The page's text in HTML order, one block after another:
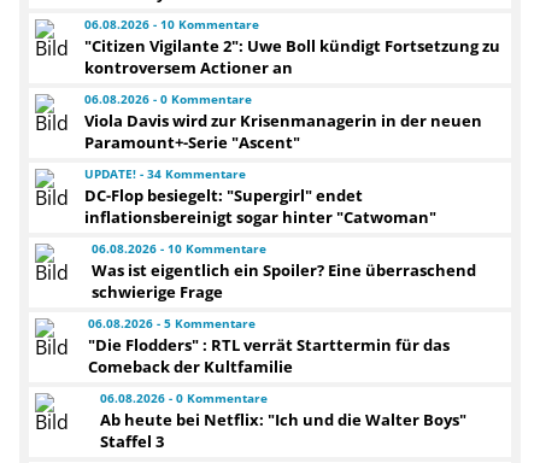
06.08.2026 - 10 Kommentare
"Citizen Vigilante 2": Uwe Boll kündigt Fortsetzung zu
kontroversem Actioner an
06.08.2026 - 0 Kommentare
Viola Davis wird zur Krisenmanagerin in der neuen
Paramount+-Serie "Ascent"
UPDATE! - 34 Kommentare
DC-Flop besiegelt: "Supergirl" endet
inflationsbereinigt sogar hinter "Catwoman"
06.08.2026 - 10 Kommentare
Was ist eigentlich ein Spoiler? Eine überraschend
schwierige Frage
06.08.2026 - 5 Kommentare
"Die Flodders" : RTL verrät Starttermin für das
Comeback der Kultfamilie
06.08.2026 - 0 Kommentare
Ab heute bei Netflix: "Ich und die Walter Boys"
Staffel 3